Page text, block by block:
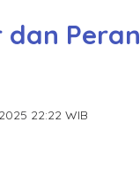
dan Peran
22:22 WIB